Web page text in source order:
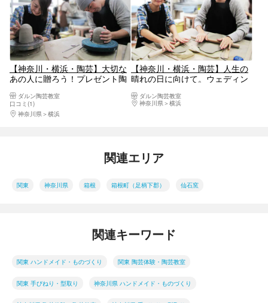
【神奈川・横浜・陶芸】大切な
あの人に贈ろう！プレゼント陶
ダルン陶芸教室
口コミ(1)
神奈川県
横浜
【神奈川・横浜・陶芸】人生の
晴れの日に向けて。ウェディン
ダルン陶芸教室
神奈川県
横浜
関連エリア
関東 神奈川県 箱根 箱根町（足柄下郡） 仙石窯
関連キーワード
関東 ハンドメイド・ものづくり 関東 陶芸体験・陶芸教室
関東 手びねり・型取り 神奈川県 ハンドメイド・ものづくり